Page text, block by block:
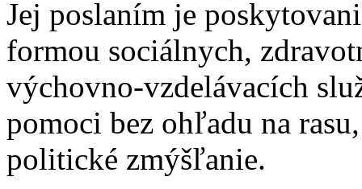
Jej poslaním je
formou sociálnych,
výchovno-vzdelávacích
pomoci bez ohľadu na
politické zmýšľanie.